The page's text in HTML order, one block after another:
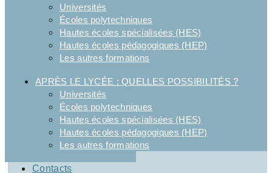
Universités
Écoles polytechniques
Hautes écoles spécialisées (HES)
Hautes écoles pédagogiques (HEP)
Les autres formations
APRÈS LE LYCÉE : QUELLES POSSIBILITÉS ?
Universités
Écoles polytechniques
Hautes écoles spécialisées (HES)
Hautes écoles pédagogiques (HEP)
Les autres formations
Contacts